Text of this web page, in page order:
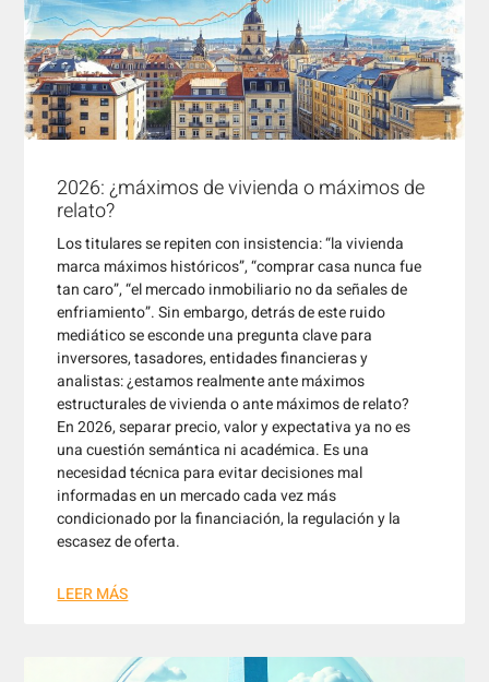
2026: ¿máximos de vivienda o máximos de
relato?
Los titulares se repiten con insistencia: “la vivienda
marca máximos históricos”, “comprar casa nunca fue
tan caro”, “el mercado inmobiliario no da señales de
enfriamiento”. Sin embargo, detrás de este ruido
mediático se esconde una pregunta clave para
inversores, tasadores, entidades financieras y
analistas: ¿estamos realmente ante máximos
estructurales de vivienda o ante máximos de relato?
En 2026, separar precio, valor y expectativa ya no es
una cuestión semántica ni académica. Es una
necesidad técnica para evitar decisiones mal
informadas en un mercado cada vez más
condicionado por la financiación, la regulación y la
escasez de oferta.
LEER MÁS